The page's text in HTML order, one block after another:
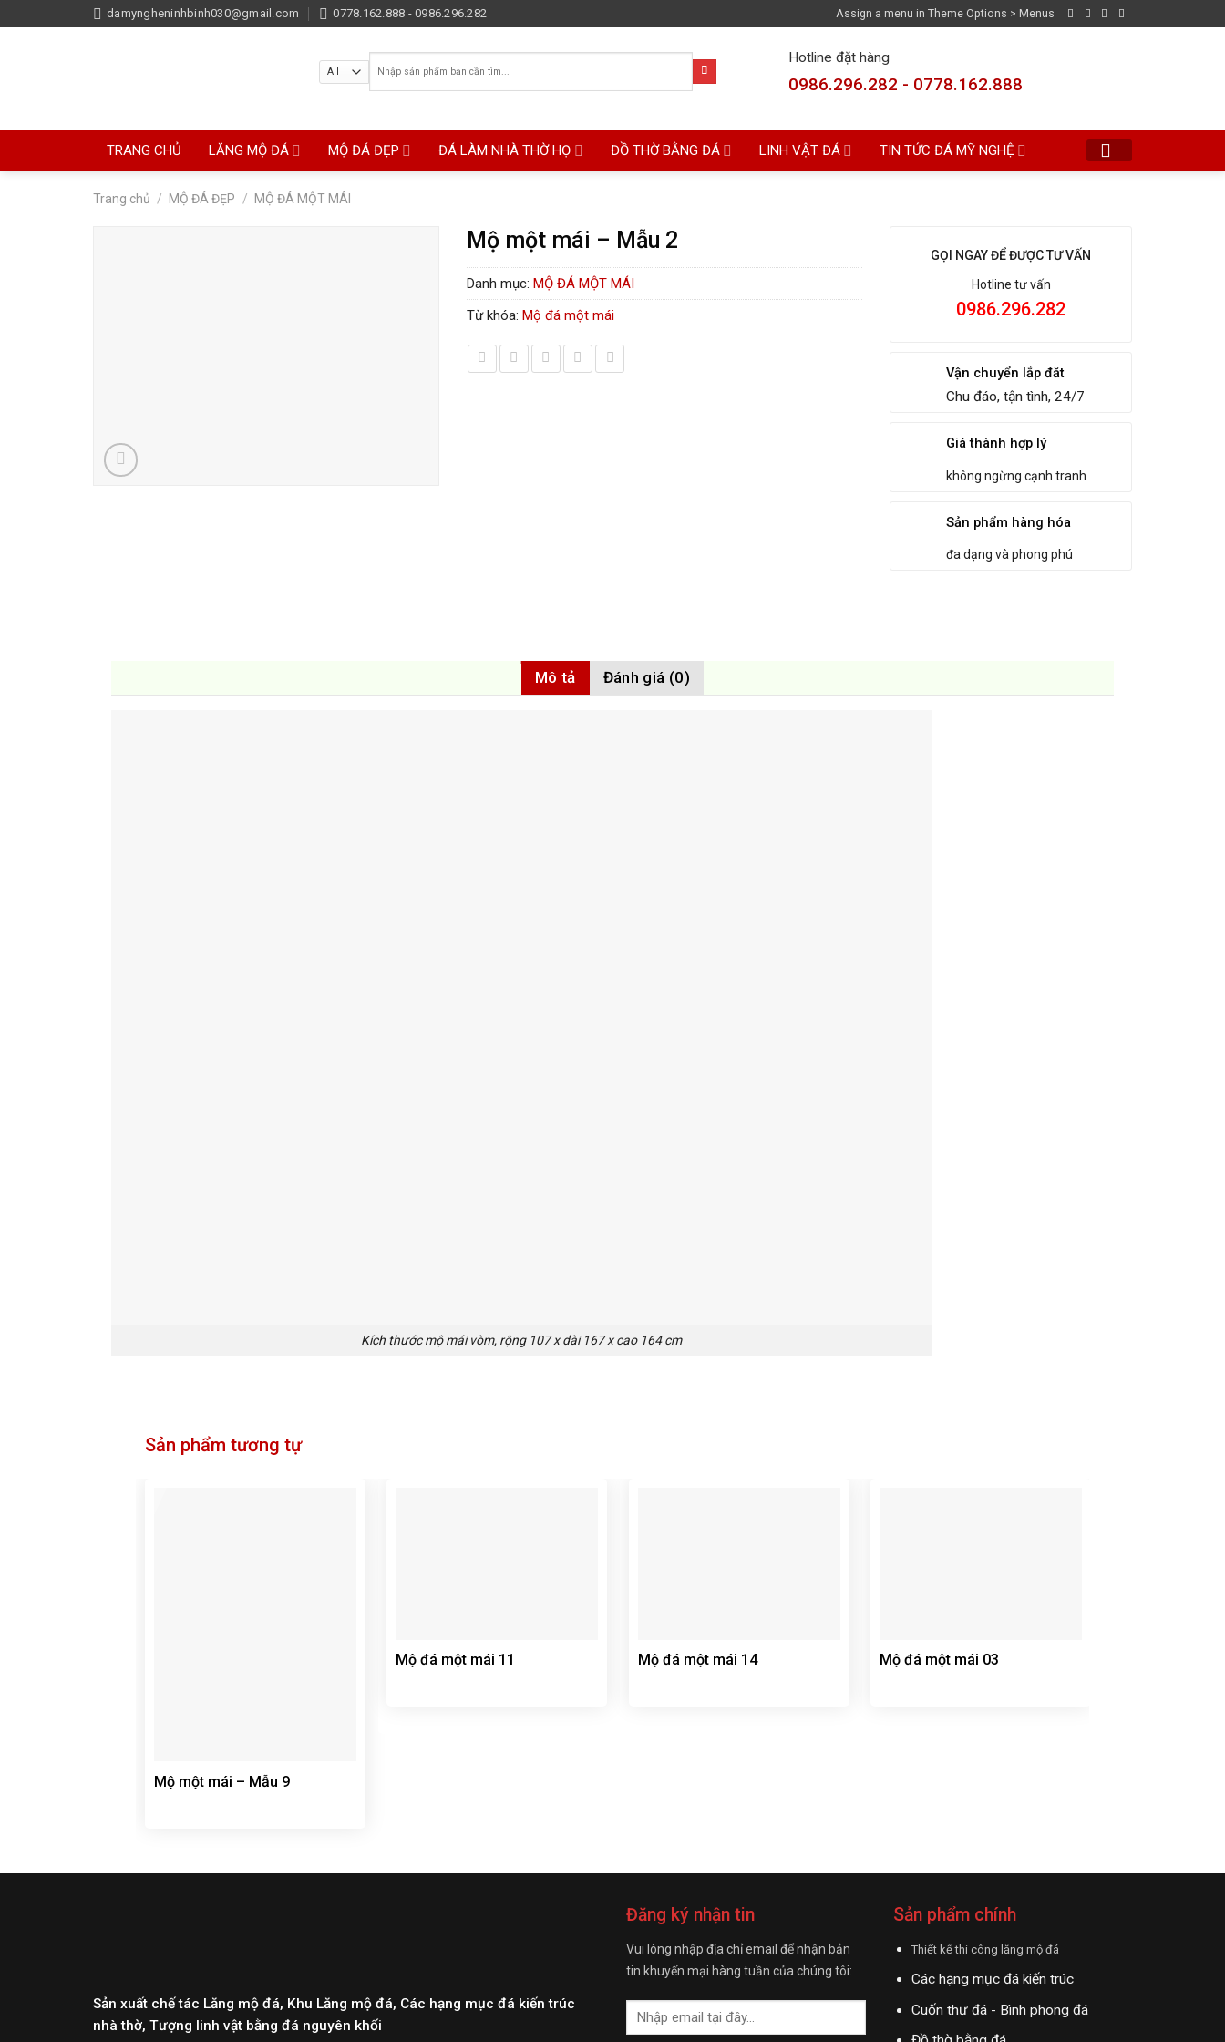
to
damyngheninhbinh030@gmail.com 0778.162.888 - 0986.296.282 Assign a menu in Theme Options > Menus
Tìm
kiếm:
Hotline đặt hàng
0986.296.282 - 0778.162.888
TRANG CHỦ LĂNG MỘ ĐÁ MỘ ĐÁ ĐẸP ĐÁ LÀM NHÀ THỜ HỌ ĐỒ THỜ BẰNG ĐÁ LINH VẬT ĐÁ TIN TỨC ĐÁ MỸ NGHỆ
Trang chủ / MỘ ĐÁ ĐẸP / MỘ ĐÁ MỘT MÁI
Mộ một mái – Mẫu 2
Danh mục: MỘ ĐÁ MỘT MÁI
Từ khóa: Mộ đá một mái
GỌI NGAY ĐỂ ĐƯỢC TƯ VẤN
Hotline tư vấn
0986.296.282
Vận chuyển lắp đăt
Chu đáo, tận tình, 24/7
Giá thành hợp lý
không ngừng cạnh tranh
Sản phẩm hàng hóa
đa dạng và phong phú
Mô tả Đánh giá (0)
Kích thước mộ mái vòm, rộng 107 x dài 167 x cao 164 cm
Sản phẩm tương tự
Mộ một mái – Mẫu 9
Mộ đá một mái 11 Mộ đá một mái 14 Mộ đá một mái 03
Sản xuất chế tác Lăng mộ đá, Khu Lăng mộ đá, Các hạng mục đá kiến trúc
nhà thờ, Tượng linh vật bằng đá nguyên khối
Đăng ký nhận tin
Vui lòng nhập địa chỉ email để nhận bản
tin khuyến mại hàng tuần của chúng tôi:
Sản phẩm chính
Thiết kế thi công lăng mộ đá
Các hạng mục đá kiến trúc
Cuốn thư đá - Bình phong đá